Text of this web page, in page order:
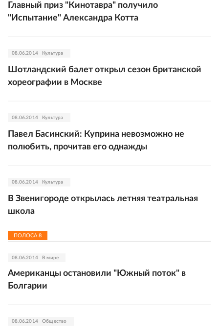
Главный приз "Кинотавра" получило
"Испытание" Александра Котта
08.06.2014 Культура
Шотландский балет открыл сезон британской
хореографии в Москве
08.06.2014 Культура
Павел Басинский: Куприна невозможно не
полюбить, прочитав его однажды
08.06.2014 Культура
В Звенигороде открылась летняя театральная
школа
ПОЛОСА 8
08.06.2014 В мире
Американцы остановили "Южный поток" в
Болгарии
08.06.2014 Общество